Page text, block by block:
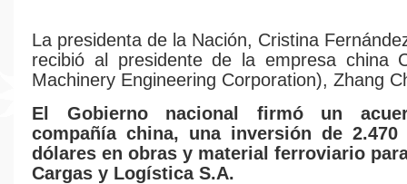
La presidenta de la Nación, Cristina
recibió al presidente de la empresa china
Machinery Engineering Corporation), Zhang
El Gobierno nacional firmó un
compañía china, una inversión de
dólares en obras y material ferroviario
Cargas y Logística S.A.